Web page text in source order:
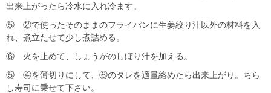
出来上がったら冷水に入れ冷ます。
⑤ ②で使ったそのままのフライパンに生姜絞り汁以外の材料を入
れ、煮立たせて少し煮詰める。
⑥ 火を止めて、しょうがのしぼり汁を加える。
⑤ ④を薄切りにして、⑥のタレを適量絡めたら出来上がり。ちら
し寿司に乗せて下さい。